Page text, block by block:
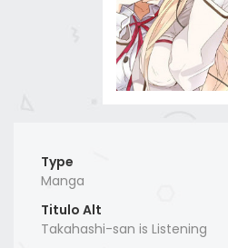
Type
Manga
Titulo Alt
Takahashi-san is Listening